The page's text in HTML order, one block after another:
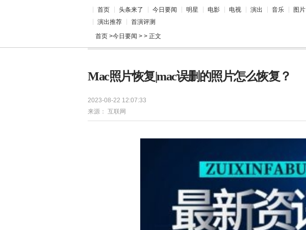
首页 头条来了 今日要闻 明星 电影 电视 演出 音乐 图片
演出推荐
首演评测
首页 >今日要闻 > > 正文
Mac照片恢复|mac误删的照片怎么恢复？
2023-08-22 12:07:33
来源： 互联网